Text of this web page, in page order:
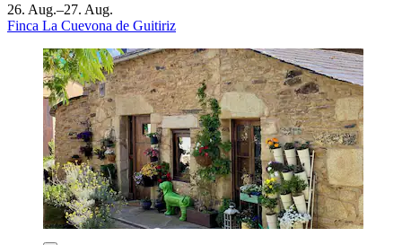
26. Aug.–27. Aug.
Finca La Cuevona de Guitiriz